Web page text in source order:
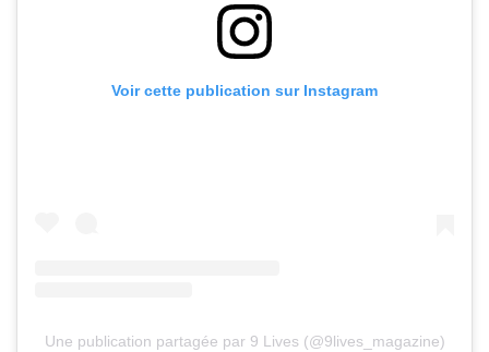
Voir cette publication sur Instagram
Une publication partagée par 9 Lives (@9lives_magazine)